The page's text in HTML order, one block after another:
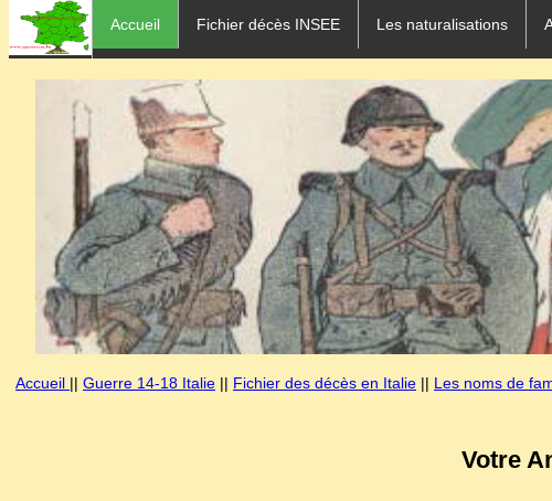
Accueil Fichier décès INSEE Les naturalisations
Accueil || Guerre 14-18 Italie || Fichier des décès en Italie || Les noms de
Votre